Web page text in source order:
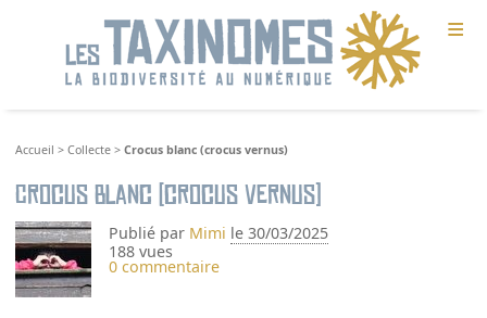
≡
Accueil >Collecte >Crocus blanc (crocus vernus)
Crocus blanc (crocus vernus)
Publié par Mimi le 30/03/2025
188 vues
0 commentaire